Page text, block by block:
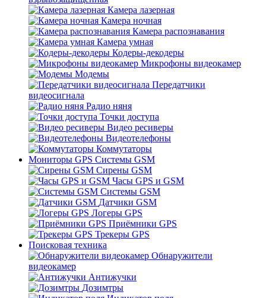
Камера лазерная
Камера ночная
Камера распознавания
Камера умная
Кодеры-декодеры
Микрофоны видеокамер
Модемы
Передатчики
видеосигнала
Радио няня
Точки доступа
Видео ресиверы
Видеотелефоны
Коммутаторы
Мониторы GPS Системы GSM
Сирены GSM
Часы GPS и GSM
Системы GSM
Датчики GSM
Логеры GPS
Приёмники GPS
Трекеры GPS
Поисковая техника
Обнаружители
видеокамер
Антижучки
Дозимтры